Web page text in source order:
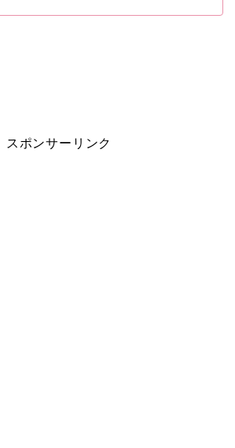
スポンサーリンク